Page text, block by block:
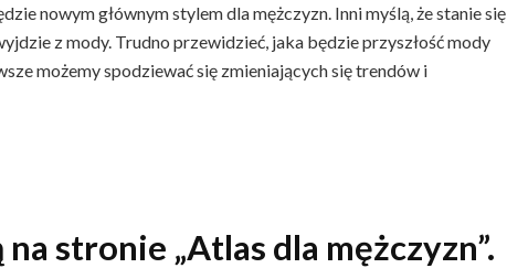
nowym głównym stylem dla mężczyzn. Inni myślą, że stanie się
z mody. Trudno przewidzieć, jaka będzie przyszłość mody
możemy spodziewać się zmieniających się trendów i
stronie „Atlas dla mężczyzn”.